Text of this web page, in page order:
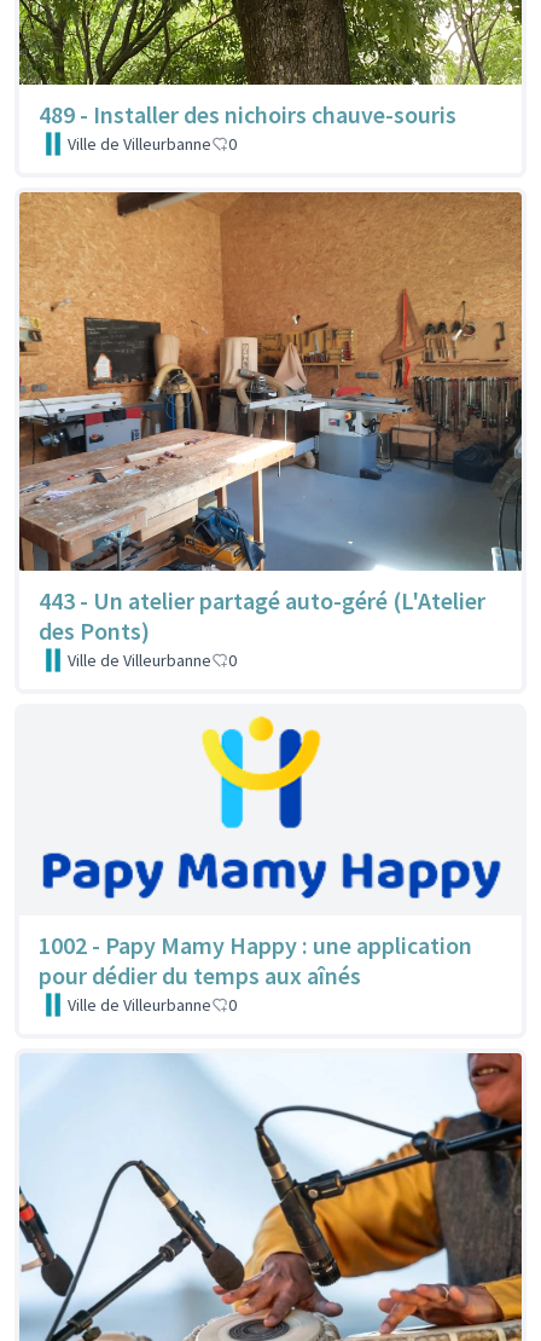
489 - Installer des nichoirs chauve-souris
Ville de Villeurbanne 0
443 - Un atelier partagé auto-géré (L'Atelier
des Ponts)
Ville de Villeurbanne 0
1002 - Papy Mamy Happy : une application
pour dédier du temps aux aînés
Ville de Villeurbanne 0